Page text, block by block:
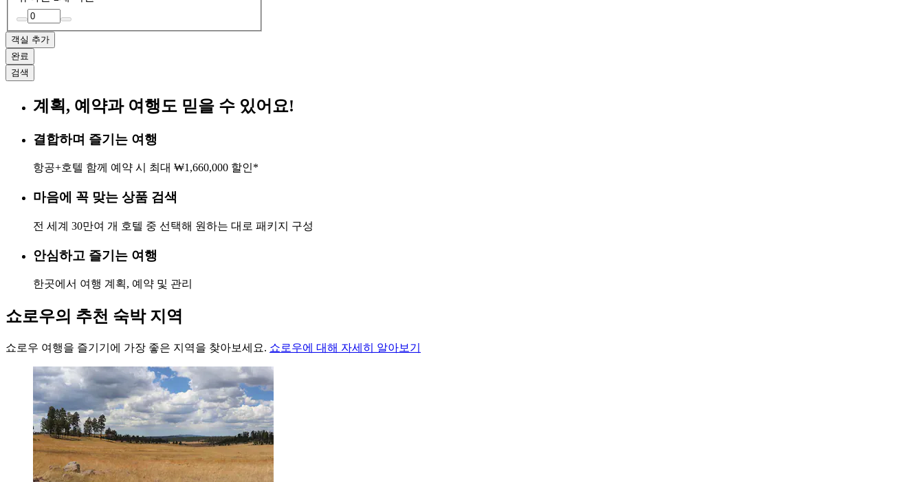
객실 추가
완료
검색
계획, 예약과 여행도 믿을 수 있어요!
결합하며 즐기는 여행
항공+호텔 함께 예약 시 최대 ₩1,660,000 할인*
마음에 꼭 맞는 상품 검색
전 세계 30만여 개 호텔 중 선택해 원하는 대로 패키지 구성
안심하고 즐기는 여행
한곳에서 여행 계획, 예약 및 관리
쇼로우의 추천 숙박 지역
쇼로우 여행을 즐기기에 가장 좋은 지역을 찾아보세요. 쇼로우에 대해 자세히 알아보기